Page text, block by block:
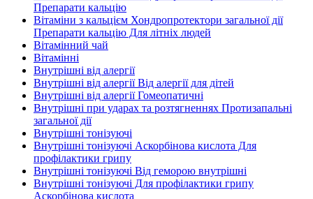
Препарати кальцію
Вітаміни з кальцієм Хондропротектори загальної дії
Препарати кальцію Для літніх людей
Вітамінний чай
Вітамінні
Внутрішні від алергії
Внутрішні від алергії Від алергії для дітей
Внутрішні від алергії Гомеопатичні
Внутрішні при ударах та розтягненнях Протизапальні
загальної дії
Внутрішні тонізуючі
Внутрішні тонізуючі Аскорбінова кислота Для
профілактики грипу
Внутрішні тонізуючі Від геморою внутрішні
Внутрішні тонізуючі Для профілактики грипу
Аскорбінова кислота